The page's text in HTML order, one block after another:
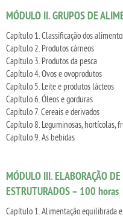
MÓDULO II. GRUPOS DE
Capítulo 1. Classificação dos
Capítulo 2. Produtos cárneos
Capítulo 3. Produtos da pesca
Capítulo 4. Ovos e ovoprodutos
Capítulo 5. Leite e produtos lácteos
Capítulo 6. Óleos e gorduras
Capítulo 7. Cereais e derivados
Capítulo 8. Leguminosas, hortícolas,
Capítulo 9. As bebidas
MÓDULO III. ELABORAÇÃO
ESTRUTURADOS – 100 horas
Capítulo 1. Alimentação equilibrada